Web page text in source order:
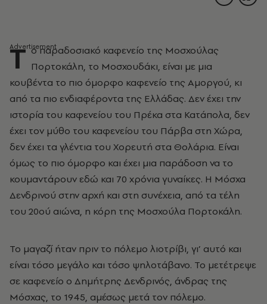
Τ ο παραδοσιακό καφενείο της Μοσχούλας
Πορτοκάλη, το Μοσχουδάκι, είναι με μια
κουβέντα το πιο όμορφο καφενείο της Αμοργού, κι
από τα πιο ενδιαφέροντα της Ελλάδας. Δεν έχει την
ιστορία του καφενείου του Πρέκα στα Κατάπολα, δεν
έχει τον μύθο του καφενείου του Πάρβα στη Χώρα,
δεν έχει τα γλέντια του Χορευτή στα Θολάρια. Είναι
όμως το πιο όμορφο και έχει μια παράδοση να το
κουμαντάρουν εδώ και 70 χρόνια γυναίκες. Η Μόσχα
Δενδρινού στην αρχή και στη συνέχεια, από τα τέλη
του 20ού αιώνα, η κόρη της Μοσχούλα Πορτοκάλη.
Το μαγαζί ήταν πριν το πόλεμο λιοτρίβι, γι’ αυτό και
είναι τόσο μεγάλο και τόσο ψηλοτάβανο. Το μετέτρεψε
σε καφενείο ο Δημήτρης Δενδρινός, άνδρας της
Μόσχας, το 1945, αμέσως μετά τον πόλεμο.